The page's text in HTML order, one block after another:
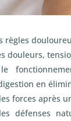
règles
douleurs,
en
forces après
défenses